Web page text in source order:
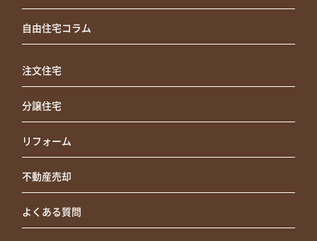
自由住宅コラム
注文住宅
分譲住宅
リフォーム
不動産売却
よくある質問